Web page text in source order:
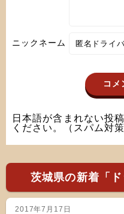
ニックネーム
日本語が含まれない投
ください。（スパム対策
茨城県の新着「
2017年7月17日